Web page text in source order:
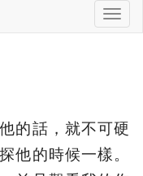
T
o
g
n
的話，就不可硬
他的時候一樣。